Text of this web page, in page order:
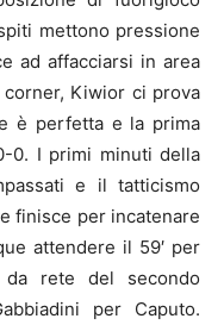
mettono pressione
ad affacciarsi in area
Kiwior ci prova
è perfetta e la prima
0. I primi minuti della
e il tatticismo
finisce per incatenare
attendere il 59′ per
da rete del secondo
per Caputo.